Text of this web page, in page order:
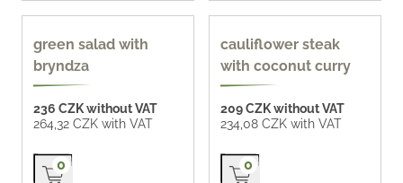
green salad with
bryndza
236 CZK without VAT
264,32 CZK with VAT
Přidat do košíku
0
cauliflower steak
with coconut curry
209 CZK without VAT
234,08 CZK with VAT
Přidat do košíku
0